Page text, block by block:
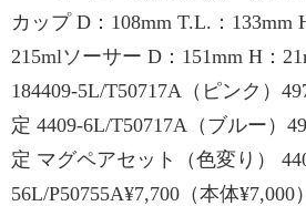
カップ D：108mm T.L.：133mm
215mlソーサー D：151mm H：
184409-5L/T50717A（ピンク）
定 4409-6L/T50717A（ブルー）
定 マグペアセット（色変り）
56L/P50755A¥7,700（本体¥7,000